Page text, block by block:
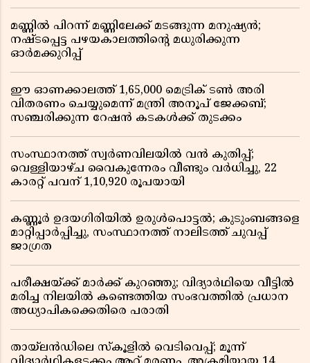
മണ്ണിൽ പിറന്ന് മണ്ണിലേക്ക് മടങ്ങുന്ന മനുഷ്യൻ;
നഷ്ടപ്പെട്ട പഴയകാലത്തിൻ്റെ മധുരിക്കുന്ന
ഓർമക്കുറിപ്പ്
ഈ ഓണക്കാലത്ത് 1,65,000 മെട്രിക് ടൺ അരി
വിതരണം ചെയ്യുമെന്ന് മന്ത്രി അനൂപ് ജേക്കബ്;
സഞ്ചരിക്കുന്ന റേഷൻ കടകൾക്ക് തുടക്കം
സംസ്ഥാനത്ത് സ്വർണവിലയിൽ വൻ കുതിപ്പ്;
വെള്ളിയാഴ്ച വൈകുന്നേരം വീണ്ടും വർധിച്ചു, 22
കാരറ്റ് പവന് 1,10,920 രൂപയായി
കണ്ണൂർ ഉദയഗിരിയിൽ ഉരുൾപൊട്ടൽ; കുടുംബങ്ങളെ
മാറ്റിപ്പാർപ്പിച്ചു, സംസ്ഥാനത്ത് നാലിടത്ത് ചുവപ്പ്
ജാഗ്രത
പരീക്ഷയ്ക്ക് മാർക്ക് കുറഞ്ഞു; വിദ്യാർഥിയെ വീട്ടിൽ
മരിച്ച നിലയിൽ കണ്ടെത്തിയ സംഭവത്തിൽ പ്രധാന
അധ്യാപികക്കെതിരെ പരാതി
തായ്‌ലൻഡിലെ സ്‌കൂളിൽ വെടിവെപ്പ്; മൂന്ന്